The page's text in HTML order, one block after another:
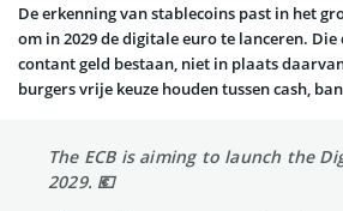
De erkenning van stablecoins past in het
om in 2029 de digitale euro te lanceren.
contant geld bestaan, niet in plaats
burgers vrije keuze houden tussen cash,
The ECB is aiming to launch the
2029. 💶